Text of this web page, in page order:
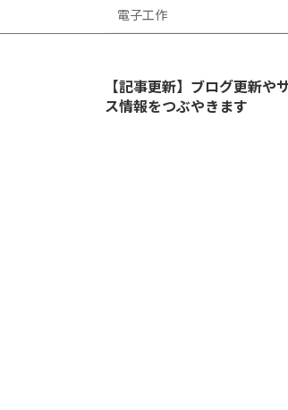
電子工作
【記事更新】ブログ更新や
ス情報をつぶやきます